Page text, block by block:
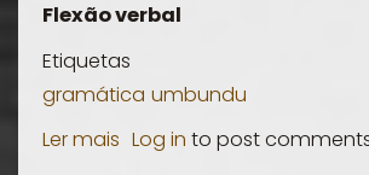
Flexão verbal
Etiquetas
gramática umbundu
Ler mais sobre
Log in to post